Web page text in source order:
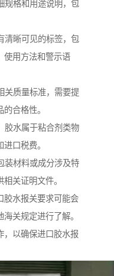
规格和用途说明，包
清晰可见的标签，包
使用方法和警示语
关质量标准，需要提
合格性。
胶水属于粘合剂类物
口税费。
装材料或成分涉及特
关证明文件。
胶水报关要求可能会
关规定进行了解。
，以确保进口胶水报